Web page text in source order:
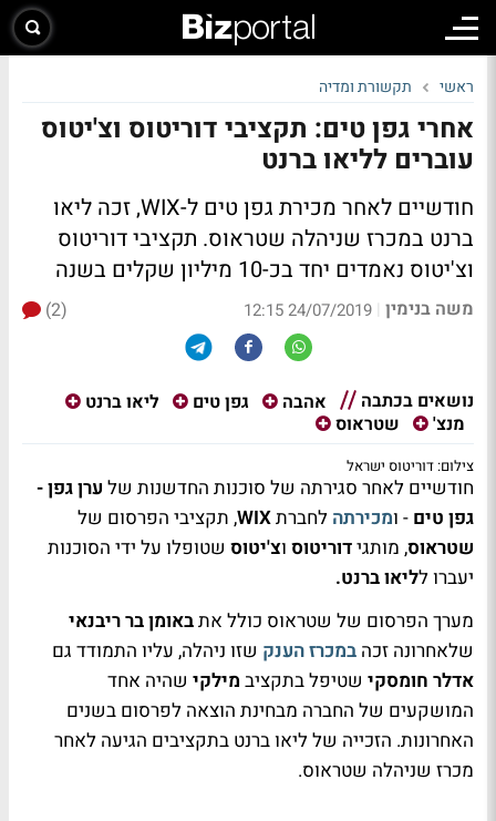
ראשי תקשורת ומדיה
אחרי גפן טים: תקציבי דוריטוס וצ'יטוס
עוברים לליאו ברנט
חודשיים לאחר מכירת גפן טים ל-WIX, זכה ליאו
ברנט במכרז שניהלה שטראוס. תקציבי דוריטוס
וצ'יטוס נאמדים יחד בכ-10 מיליון שקלים בשנה
משה בנימין |
24/07/2019 12:15
(2)
נושאים בכתבה אהבה גפן טים
ליאו ברנט
מנצ'
שטראוס
צילום: דוריטוס ישראל
חודשיים לאחר סגירתה של סוכנות החדשנות של ערן גפן -
גפן טים - ומכירתה לחברתWIX, תקציבי הפרסום של
שטראוס, מותגידוריטוס וצ'יטוס שטופלו על ידי הסוכנות
יעברו לליאו ברנט.
מערך הפרסום של שטראוס כולל אתבאומן בר ריבנאי
שלאחרונה זכה במכרז הענק שזו ניהלה, עליו התמודד גם
אדלר חומסקי שטיפל בתקציב מילקי שהיה אחד
המושקעים של החברה מבחינת הוצאה לפרסום בשנים
האחרונות. הזכייה של ליאו ברנט בתקציבים הגיעה לאחר
מכרז שניהלה שטראוס.